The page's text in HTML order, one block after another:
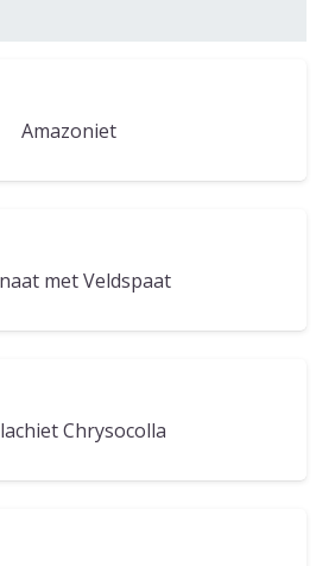
Amazoniet
met Veldspaat
Chrysocolla